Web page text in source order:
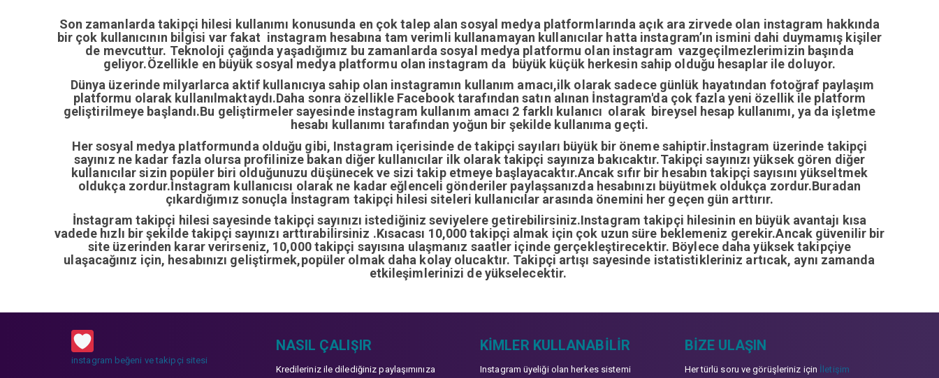
Son zamanlarda takipçi hilesi kullanımı konusunda en çok talep alan sosyal medya platformlarında açık ara zirvede olan instagram hakkında
bir çok kullanıcının bilgisi var fakat instagram hesabına tam verimli kullanamayan kullanıcılar hatta instagram’ın ismini dahi duymamış kişiler
de mevcuttur. Teknoloji çağında yaşadığımız bu zamanlarda sosyal medya platformu olan instagram vazgeçilmezlerimizin başında
geliyor.Özellikle en büyük sosyal medya platformu olan instagram da büyük küçük herkesin sahip olduğu hesaplar ile doluyor.
Dünya üzerinde milyarlarca aktif kullanıcıya sahip olan instagramın kullanım amacı,ilk olarak sadece günlük hayatından fotoğraf paylaşım
platformu olarak kullanılmaktaydı.Daha sonra özellikle Facebook tarafından satın alınan İnstagram'da çok fazla yeni özellik ile platform
geliştirilmeye başlandı.Bu geliştirmeler sayesinde instagram kullanım amacı 2 farklı kulanıcı olarak bireysel hesap kullanımı, ya da işletme
hesabı kullanımı tarafından yoğun bir şekilde kullanıma geçti.
Her sosyal medya platformunda olduğu gibi, Instagram içerisinde de takipçi sayıları büyük bir öneme sahiptir.İnstagram üzerinde takipçi
sayınız ne kadar fazla olursa profilinize bakan diğer kullanıcılar ilk olarak takipçi sayınıza bakıcaktır.Takipçi sayınızı yüksek gören diğer
kullanıcılar sizin popüler biri olduğunuzu düşünecek ve sizi takip etmeye başlayacaktır.Ancak sıfır bir hesabın takipçi sayısını yükseltmek
oldukça zordur.İnstagram kullanıcısı olarak ne kadar eğlenceli gönderiler paylaşsanızda hesabınızı büyütmek oldukça zordur.Buradan
çıkardığımız sonuçla İnstagram takipçi hilesi siteleri kullanıcılar arasında önemini her geçen gün arttırır.
İnstagram takipçi hilesi sayesinde takipçi sayınızı istediğiniz seviyelere getirebilirsiniz.Instagram takipçi hilesinin en büyük avantajı kısa
vadede hızlı bir şekilde takipçi sayınızı arttırabilirsiniz .Kısacası 10,000 takipçi almak için çok uzun süre beklemeniz gerekir.Ancak güvenilir bir
site üzerinden karar verirseniz, 10,000 takipçi sayısına ulaşmanız saatler içinde gerçekleştirecektir. Böylece daha yüksek takipçiye
ulaşacağınız için, hesabınızı geliştirmek,popüler olmak daha kolay olucaktır. Takipçi artışı sayesinde istatistikleriniz artıcak, aynı zamanda
etkileşimlerinizi de yükselecektir.
instagram beğeni ve takipçi sitesi
NASIL ÇALIŞIR
Kredileriniz ile dilediğiniz paylaşımınıza
KIMLER KULLANABILIR
Instagram üyeliği olan herkes sistemi
BIZE ULAŞIN
Her türlü soru ve görüşleriniz için İletişim